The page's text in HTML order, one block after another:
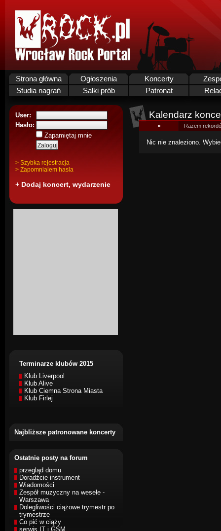
Strona główna Ogłoszenia Koncerty
Studia nagrań
Salki prób Patronat
User:
Hasło:
Zapamiętaj mnie
> Szybka rejestracja
> Zapomnialem hasla
+ Dodaj koncert, wydarzenie
Terminarze klubów 2015
Klub Liverpool
Klub Alive
Klub Ciemna Strona Miasta
Klub Firlej
Najbliższe patronowane koncerty
Ostatnie posty na forum
przegląd domu
Doradźcie instrument
Wiadomości
Zespół muzyczny na wesele -
Warszawa
Dolegliwości ciążowe trymestr po
trymestrze
Co pić w ciąży
serwis IT i GSM
Kalendarz
» Razem
Nic nie znaleziono.